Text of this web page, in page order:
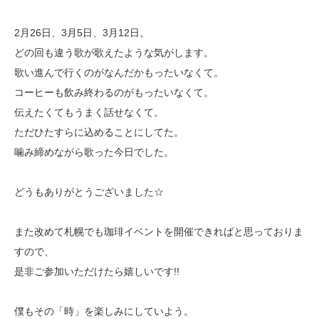
2月26日、3月5日、3月12日。
どの回も違う歌が歌えたような気がします。
歌い進んで行くのがなんだかもったいなくて。
コーヒーも飲み終わるのがもったいなくて。
伝えたくてもうまく話せなくて。
ただひたすらに込めることにしてた。
噛み締めながら歌った今日でした。
どうもありがとうございました☆
また改めて札幌でも珈琲イベントを開催できればと思っておりま
すので、
是非ご参加いただけたら嬉しいです!!
僕もその「時」を楽しみにしていよう。